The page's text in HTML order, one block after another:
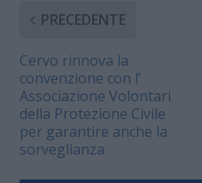
PRECEDENTE
Cervo rinnova la
convenzione con l’
Associazione Volontari
della Protezione Civile
per garantire anche la
sorveglianza